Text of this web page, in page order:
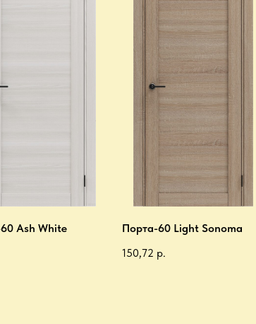
Ash White
Порта-60 Light Sonoma
150,72 р.